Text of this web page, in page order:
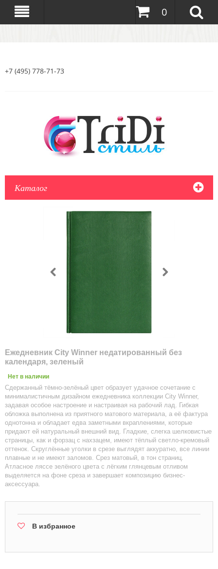
0
+7 (495) 778-71-73
Каталог
Ежедневник City Winner недатированный без
календаря, зеленый
Нет в наличии
Сдержанный тёмно-зелёный цвет образует удачное сочетание с
минималистичным дизайном ежедневника коллекции City Winner,
задавая особое настроение и настраивая на рабочий лад. Гибкая
обложка выполнена из приятного матового материала, а её фактура
однотонна и обладает едва заметными вкраплениями, которые
придают ей натуральный внешний вид. Гладкие, слегка шелковистые
страницы, как и форзац с нахзацем, имеют тёплый светло-кремовый
оттенок. Скруглённые уголки в срезе выглядят аккуратно, все линии
плавные и не имеют заломов. Срез матовый, в тон страниц.
Атласное ляссе зелёного цвета с лёгким глянцевым отливом
выделяется на фоне среза и завершает композицию бизнес-
аксессуара.
В избранное